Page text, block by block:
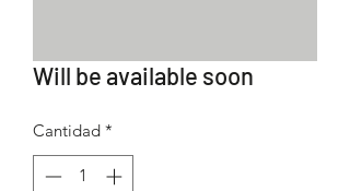
Will be available soon
Cantidad *